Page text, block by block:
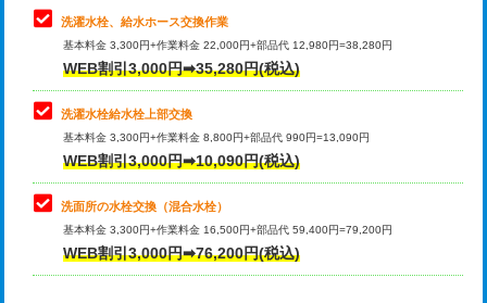
業）
排水管工事（排水管工事/3ｍまで） 55,000円
排水管工事（追加 排水管工事/3ｍ超
え）
マス交換（土の掘削・埋め戻し作業）
マス交換（深さ50㎝未満）
マス交換（深さ50㎝以上）
キッチンタンク脱着
その他部品の脱着
交換・取付（タンク）
交換・取付(単水栓（壁付・デッキ
式）)
交換・取付(混合水栓（壁付・デッキ
式・ワンホール）)
16,500円+材料費
洗濯水栓、給水ホース交換作業
基本料金 3,300円+作業料金 22,000円+部品代 12,980円=38,280円
WEB割引3,000円➡35,280円(税込)
洗濯水栓給水栓上部交換
基本料金 3,300円+作業料金 8,800円+部品代 990円=13,090円
WEB割引3,000円➡10,090円(税込)
洗面所の水栓交換（混合水栓）
基本料金 3,300円+作業料金 16,500円+部品代 59,400円=79,200円
WEB割引3,000円➡76,200円(税込)